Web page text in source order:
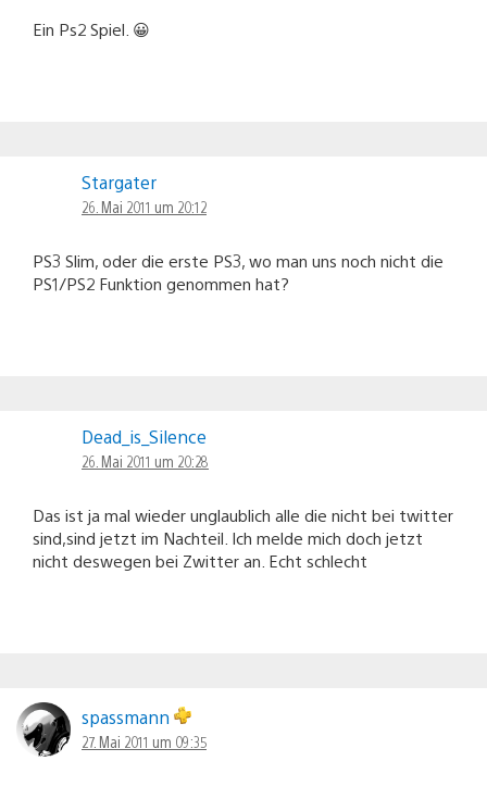
Ein Ps2 Spiel. 😀
Stargater
26. Mai 2011 um 20:12
PS3 Slim, oder die erste PS3, wo man uns noch nicht die
PS1/PS2 Funktion genommen hat?
Dead_is_Silence
26. Mai 2011 um 20:28
Das ist ja mal wieder unglaublich alle die nicht bei twitter
sind,sind jetzt im Nachteil. Ich melde mich doch jetzt
nicht deswegen bei Zwitter an. Echt schlecht
spassmann
27. Mai 2011 um 09:35